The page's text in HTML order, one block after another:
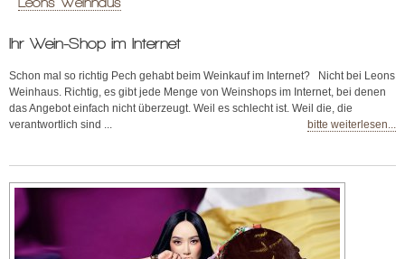
Ihr Wein-Shop im Internet
Schon mal so richtig Pech gehabt beim Weinkauf im Internet? Nicht bei Leons
Weinhaus. Richtig, es gibt jede Menge von Weinshops im Internet, bei denen
das Angebot einfach nicht überzeugt. Weil es schlecht ist. Weil die, die
verantwortlich sind ...
bitte weiterlesen...